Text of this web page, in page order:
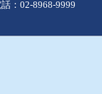
：02-8968-9999